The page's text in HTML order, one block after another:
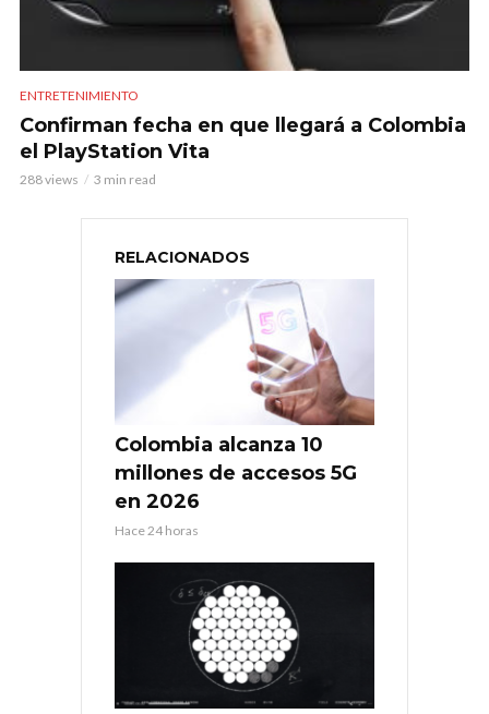
ENTRETENIMIENTO
Confirman fecha en que llegará a Colombia
el PlayStation Vita
288 views 3 min read
RELACIONADOS
Colombia alcanza 10
millones de accesos 5G
en 2026
Hace 24 horas